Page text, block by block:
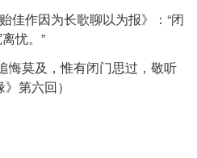
佳作因为长歌聊以为报》：“闭
忧。”
悔莫及，惟有闭门思过，敬听
第六回）